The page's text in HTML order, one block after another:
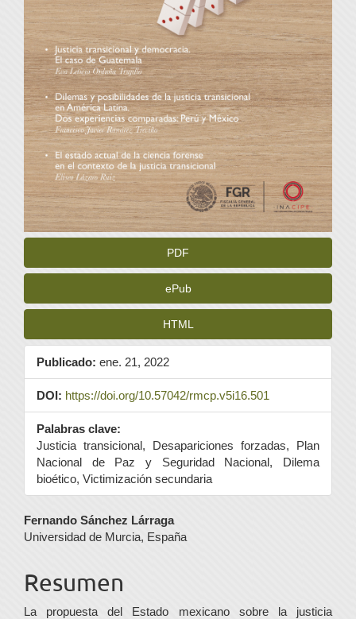
PDF
ePub
HTML
Publicado: ene. 21, 2022
DOI: https://doi.org/10.57042/rmcp.v5i16.501
Palabras clave:
Justicia transicional, Desapariciones forzadas, Plan
Nacional de Paz y Seguridad Nacional, Dilema
bioético, Victimización secundaria
Contenido
principal
del
artículo
Fernando Sánchez Lárraga
Universidad de Murcia, España
Resumen
La propuesta del Estado mexicano sobre la justicia